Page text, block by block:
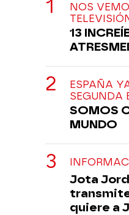
NOS
13
ESPAÑA
SEGUNDA
SOMOS
MUNDO
Jota
quiere a